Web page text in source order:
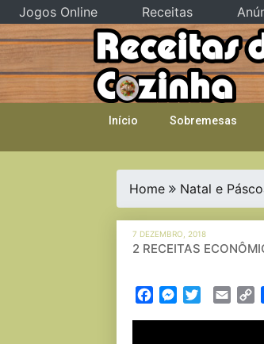
Skip
to
content
Início Sobremesas
Home Natal e
7 DEZEMBRO, 2018
2 RECEITAS
FacebookMessenger
TwitterEmail
Jogos Online Receitas